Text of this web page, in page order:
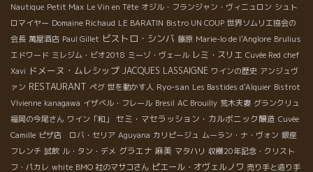
Nautique Petit Max Le Vin en Tête オジル・フランジャン・ヴィニュロン シュト
ロマイヤー Domaine Richaud LE BARATIN Bistro UN COUP 世界ソムリエ協会の
会長 萬屋酒店 Paul Gillet ビストロ・シンバ 藤原 Marie-lo de l'Anglore Brulius
エドワード ミレジム・ビオ2018 ミーゾ・ヴェール レミ・スリエ Cuvée Red chef
Xavi ドメーヌ・ムレシップ JACQUES LASSAIGNE ワインの歴史 アンジュヴ
ァン RESTAURANT ペグ 世を動かす人 Ryo-san Les Bastides d'Alquier Bistrot
VIvienne kanagawa イザベル・フレール Bresil AC Brouilly 荒木夫妻 グランクリュ
福岡の今尾さん ワイン「和」 セミ・マセラッション・カルボニック醸造 Cuvée
Camille ピザ店 ロバ・セリア Aguyana カリピージュ ムーラン・ナ・ヴォン 銀座
フレンチ 試飲 ル・タン・デメ グラエナ 麻美 マタハリ 収穫20年記念・クリスト
フ・パカレ white BMO 社のマサコさん ピエール・オヴェルノワ 売り手と造り手